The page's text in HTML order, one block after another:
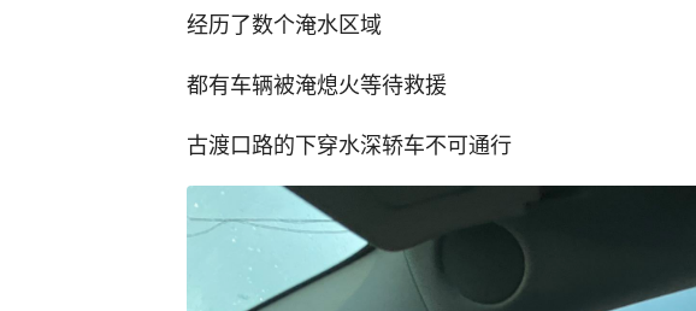
经历了数个淹水区域
都有车辆被淹熄火等待救援
古渡口路的下穿水深轿车不可通行